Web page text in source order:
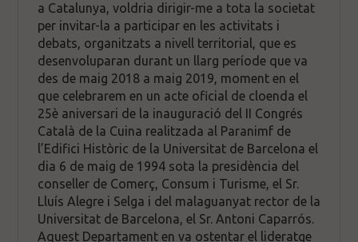
a Catalunya, voldria dirigir-me a tota la societat
per invitar-la a participar en les activitats i
debats, organitzats a nivell territorial, que es
desenvoluparan durant un llarg període que va
des de maig 2018 a maig 2019, moment en el
que celebrarem en un acte oficial de cloenda el
25è aniversari de la inauguració del II Congrés
Català de la Cuina realitzada al Paranimf de
l’Edifici Històric de la Universitat de Barcelona el
dia 6 de maig de 1994 sota la presidència del
conseller de Comerç, Consum i Turisme, el Sr.
Lluís Alegre i Selga i del malaguanyat rector de la
Universitat de Barcelona, el Sr. Antoni Caparrós.
Aquest Departament en va ostentar el lideratge